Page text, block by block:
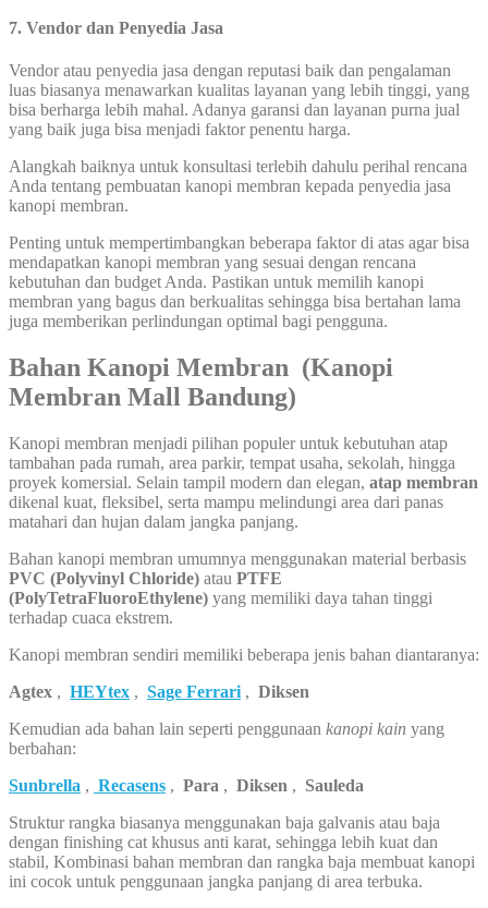
7. Vendor dan Penyedia Jasa
Vendor atau penyedia jasa dengan reputasi baik dan pengalaman
luas biasanya menawarkan kualitas layanan yang lebih tinggi, yang
bisa berharga lebih mahal. Adanya garansi dan layanan purna jual
yang baik juga bisa menjadi faktor penentu harga.
Alangkah baiknya untuk konsultasi terlebih dahulu perihal rencana
Anda tentang pembuatan kanopi membran kepada penyedia jasa
kanopi membran.
Penting untuk mempertimbangkan beberapa faktor di atas agar bisa
mendapatkan kanopi membran yang sesuai dengan rencana
kebutuhan dan budget Anda. Pastikan untuk memilih kanopi
membran yang bagus dan berkualitas sehingga bisa bertahan lama
juga memberikan perlindungan optimal bagi pengguna.
Bahan Kanopi Membran (Kanopi
Membran Mall Bandung)
Kanopi membran menjadi pilihan populer untuk kebutuhan atap
tambahan pada rumah, area parkir, tempat usaha, sekolah, hingga
proyek komersial. Selain tampil modern dan elegan, atap membran
dikenal kuat, fleksibel, serta mampu melindungi area dari panas
matahari dan hujan dalam jangka panjang.
Bahan kanopi membran umumnya menggunakan material berbasis
PVC (Polyvinyl Chloride) atau PTFE
(PolyTetraFluoroEthylene) yang memiliki daya tahan tinggi
terhadap cuaca ekstrem.
Kanopi membran sendiri memiliki beberapa jenis bahan diantaranya:
Agtex , HEYtex , Sage Ferrari , Diksen
Kemudian ada bahan lain seperti penggunaan kanopi kain yang
berbahan:
Sunbrella , Recasens , Para , Diksen , Sauleda
Struktur rangka biasanya menggunakan baja galvanis atau baja
dengan finishing cat khusus anti karat, sehingga lebih kuat dan
stabil, Kombinasi bahan membran dan rangka baja membuat kanopi
ini cocok untuk penggunaan jangka panjang di area terbuka.